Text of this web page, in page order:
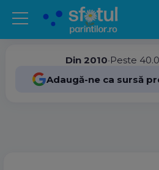
Din 2010•Peste
Adaugă-ne ca sursă